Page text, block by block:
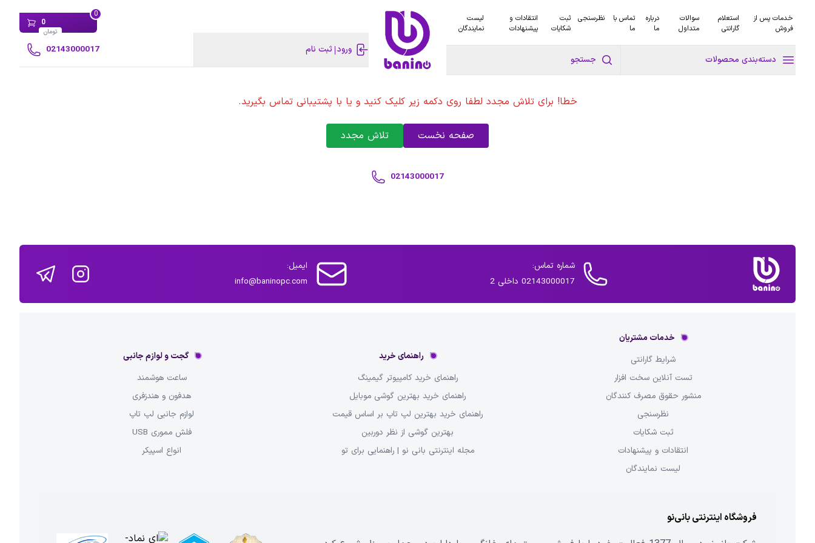
خدمات پس از
فروش
استعلام
گارانتی
سوالات
متداول
درباره
ما
تماس با
ما
نظرسنجی
ثبت
شکایات
انتقادات و
پیشنهادات
لیست
نمایندگان
دسته‌بندی محصولات جستجو
0
0
تومان
ورود ثبت نام 02143000017
خطا! برای تلاش مجدد لطفا روی دکمه زیر کلیک کنید و یا با پشتیبانی تماس بگیرید.
صفحه نخست تلاش مجدد
02143000017
شماره تماس:
02143000017 داخلی 2
ایمیل:
info@baninopc.com
خدمات مشتریان
شرایط گارانتی
تست آنلاین سخت افزار
منشور حقوق مصرف کنندگان
نظرسنجی
ثبت شکایات
انتقادات و پیشنهادات
لیست نمایندگان
راهنمای خرید
راهنمای خرید کامپیوتر گیمینگ
راهنمای خرید بهترین گوشی موبایل
راهنمای خرید بهترین لپ تاپ بر اساس قیمت
بهترین گوشی از نظر دوربین
مجله اینترنتی بانی نو | راهنمایی برای تو
گجت و لوازم جانبی
ساعت هوشمند
هدفون و هندزفری
لوازم جانبی لپ تاپ
فلش مموری USB
انواع اسپیکر
فروشگاه اینترنتی بانی‌نو